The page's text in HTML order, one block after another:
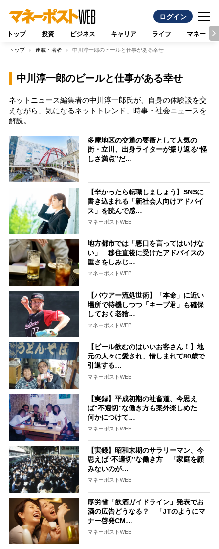
ログイン
トップ 投資 ビジネス キャリア ライフ マネー
トップ 連載・著者 中川淳一郎のビールと仕事がある幸せ
中川淳一郎のビールと仕事がある幸せ
ネットニュース編集者の中川淳一郎氏が、自身の体験談を交
えながら、気になるネットトレンド、時事・社会ニュースを
解説。
多摩地区の交通の要衝として人気の
街・立川、出身ライターが振り返る“怪
しさ満点”だ…
【辛かったら転職しましょう】SNSに
書き込まれる「新社会人向けアドバイ
ス」を読んで感…
マネーポストWEB
地方都市では「悪口を言ってはいけな
い」 移住直後に受けたアドバイスの
重さをしみじ…
マネーポストWEB
【バウアー流処世術】「本命」に近い
場所で待機しつつ「キープ君」も確保
しておく老獪…
マネーポストWEB
【ビール飲むのはいいお客さん！】地
元の人々に愛され、惜しまれて80歳で
引退する…
マネーポストWEB
【実録】平成初期の社畜道、今思え
ば“不適切”な働き方も案外楽しめた
何かにつけて…
マネーポストWEB
【実録】昭和末期のサラリーマン、今
思えば“不適切”な働き方 「家庭を顧
みないのが…
マネーポストWEB
厚労省「飲酒ガイドライン」発表でお
酒の広告どうなる？ 「JTのようにマ
ナー啓発CM…
マネーポストWEB